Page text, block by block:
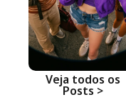
Veja todos os
Posts >